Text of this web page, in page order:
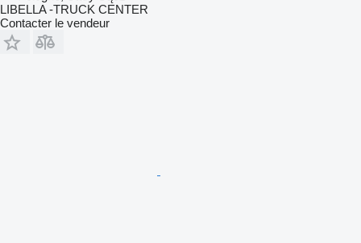
LIBELLA -TRUCK CENTER
Contacter le vendeur